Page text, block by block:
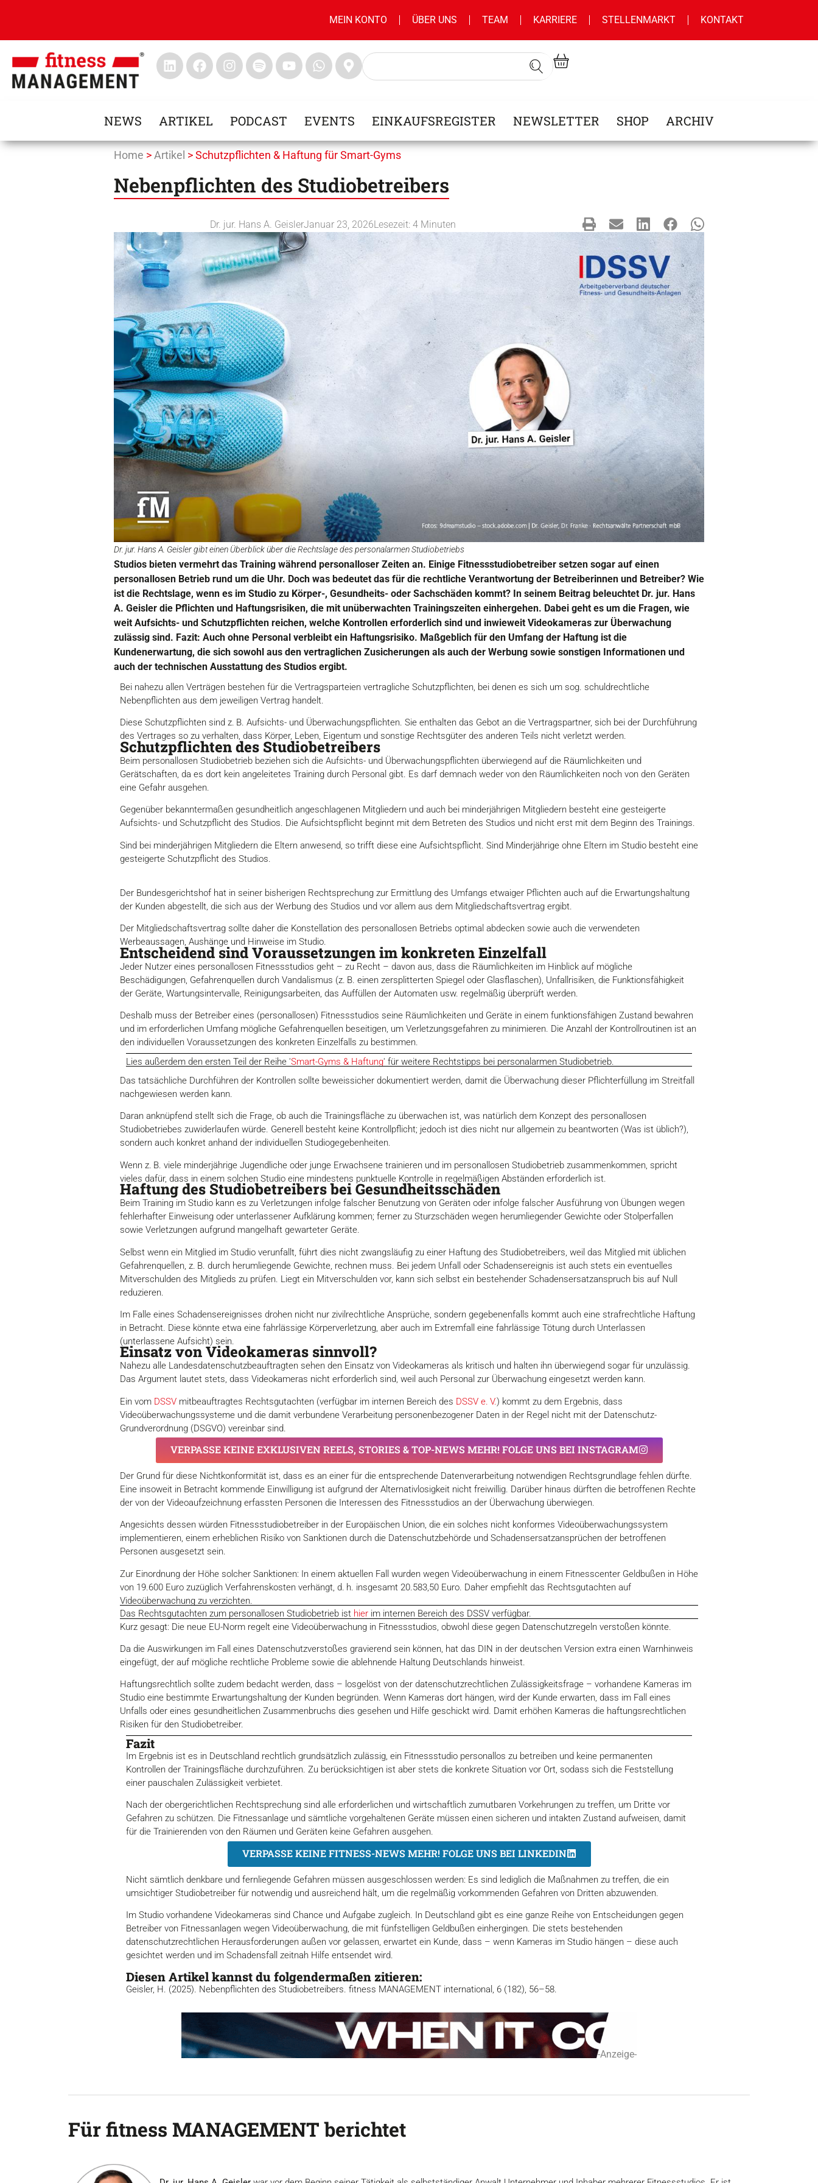
MEIN KONTO ÜBER UNS TEAM KARRIERE STELLENMARKT KONTAKT
NEWS ARTIKEL PODCAST EVENTS EINKAUFSREGISTER NEWSLETTER SHOP ARCHIV
Home > Artikel >Schutzpflichten & Haftung für Smart-Gyms
Nebenpflichten des Studiobetreibers
Dr. jur. Hans A. GeislerJanuar 23, 2026Lesezeit: 4 Minuten
Dr. jur. Hans A. Geisler gibt einen Überblick über die Rechtslage des personalarmen Studiobetriebs
Studios bieten vermehrt das Training während personalloser Zeiten an. Einige Fitnessstudiobetreiber setzen sogar auf einen
personallosen Betrieb rund um die Uhr. Doch was bedeutet das für die rechtliche Verantwortung der Betreiberinnen und Betreiber? Wie
ist die Rechtslage, wenn es im Studio zu Körper-, Gesundheits- oder Sachschäden kommt? In seinem Beitrag beleuchtet Dr. jur. Hans
A. Geisler die Pflichten und Haftungsrisiken, die mit unüberwachten Trainingszeiten einhergehen. Dabei geht es um die Fragen, wie
weit Aufsichts- und Schutzpflichten reichen, welche Kontrollen erforderlich sind und inwieweit Videokameras zur Überwachung
zulässig sind. Fazit: Auch ohne Personal verbleibt ein Haftungsrisiko. Maßgeblich für den Umfang der Haftung ist die
Kundenerwartung, die sich sowohl aus den vertraglichen Zusicherungen als auch der Werbung sowie sonstigen Informationen und
auch der technischen Ausstattung des Studios ergibt.
Bei nahezu allen Verträgen bestehen für die Vertragsparteien vertragliche Schutzpflichten, bei denen es sich um sog. schuldrechtliche
Nebenpflichten aus dem jeweiligen Vertrag handelt.
Diese Schutzpflichten sind z. B. Aufsichts- und Überwachungspflichten. Sie enthalten das Gebot an die Vertragspartner, sich bei der Durchführung
des Vertrages so zu verhalten, dass Körper, Leben, Eigentum und sonstige Rechtsgüter des anderen Teils nicht verletzt werden.
Schutzpflichten des Studiobetreibers
Beim personallosen Studiobetrieb beziehen sich die Aufsichts- und Überwachungspflichten überwiegend auf die Räumlichkeiten und
Gerätschaften, da es dort kein angeleitetes Training durch Personal gibt. Es darf demnach weder von den Räumlichkeiten noch von den Geräten
eine Gefahr ausgehen.
Gegenüber bekanntermaßen gesundheitlich angeschlagenen Mitgliedern und auch bei minderjährigen Mitgliedern besteht eine gesteigerte
Aufsichts- und Schutzpflicht des Studios. Die Aufsichtspflicht beginnt mit dem Betreten des Studios und nicht erst mit dem Beginn des Trainings.
Sind bei minderjährigen Mitgliedern die Eltern anwesend, so trifft diese eine Aufsichtspflicht. Sind Minderjährige ohne Eltern im Studio besteht eine
gesteigerte Schutzpflicht des Studios.
Der Bundesgerichtshof hat in seiner bisherigen Rechtsprechung zur Ermittlung des Umfangs etwaiger Pflichten auch auf die Erwartungshaltung
der Kunden abgestellt, die sich aus der Werbung des Studios und vor allem aus dem Mitgliedschaftsvertrag ergibt.
Der Mitgliedschaftsvertrag sollte daher die Konstellation des personallosen Betriebs optimal abdecken sowie auch die verwendeten
Werbeaussagen, Aushänge und Hinweise im Studio.
Entscheidend sind Voraussetzungen im konkreten Einzelfall
Jeder Nutzer eines personallosen Fitnessstudios geht – zu Recht – davon aus, dass die Räumlichkeiten im Hinblick auf mögliche
Beschädigungen, Gefahrenquellen durch Vandalismus (z. B. einen zersplitterten Spiegel oder Glasflaschen), Unfallrisiken, die Funktionsfähigkeit
der Geräte, Wartungsintervalle, Reinigungsarbeiten, das Auffüllen der Automaten usw. regelmäßig überprüft werden.
Deshalb muss der Betreiber eines (personallosen) Fitnessstudios seine Räumlichkeiten und Geräte in einem funktionsfähigen Zustand bewahren
und im erforderlichen Umfang mögliche Gefahrenquellen beseitigen, um Verletzungsgefahren zu minimieren. Die Anzahl der Kontrollroutinen ist an
den individuellen Voraussetzungen des konkreten Einzelfalls zu bestimmen.
Lies außerdem den ersten Teil der Reihe 'Smart-Gyms & Haftung' für weitere Rechtstipps bei personalarmen Studiobetrieb.
Das tatsächliche Durchführen der Kontrollen sollte beweissicher dokumentiert werden, damit die Überwachung dieser Pflichterfüllung im Streitfall
nachgewiesen werden kann.
Daran anknüpfend stellt sich die Frage, ob auch die Trainingsfläche zu überwachen ist, was natürlich dem Konzept des personallosen
Studiobetriebes zuwiderlaufen würde. Generell besteht keine Kontrollpflicht; jedoch ist dies nicht nur allgemein zu beantworten (Was ist üblich?),
sondern auch konkret anhand der individuellen Studiogegebenheiten.
Wenn z. B. viele minderjährige Jugendliche oder junge Erwachsene trainieren und im personallosen Studiobetrieb zusammenkommen, spricht
vieles dafür, dass in einem solchen Studio eine mindestens punktuelle Kontrolle in regelmäßigen Abständen erforderlich ist.
Haftung des Studiobetreibers bei Gesundheitsschäden
Beim Training im Studio kann es zu Verletzungen infolge falscher Benutzung von Geräten oder infolge falscher Ausführung von Übungen wegen
fehlerhafter Einweisung oder unterlassener Aufklärung kommen; ferner zu Sturzschäden wegen herumliegender Gewichte oder Stolperfallen
sowie Verletzungen aufgrund mangelhaft gewarteter Geräte.
Selbst wenn ein Mitglied im Studio verunfallt, führt dies nicht zwangsläufig zu einer Haftung des Studiobetreibers, weil das Mitglied mit üblichen
Gefahrenquellen, z. B. durch herumliegende Gewichte, rechnen muss. Bei jedem Unfall oder Schadensereignis ist auch stets ein eventuelles
Mitverschulden des Mitglieds zu prüfen. Liegt ein Mitverschulden vor, kann sich selbst ein bestehender Schadensersatzanspruch bis auf Null
reduzieren.
Im Falle eines Schadensereignisses drohen nicht nur zivilrechtliche Ansprüche, sondern gegebenenfalls kommt auch eine strafrechtliche Haftung
in Betracht. Diese könnte etwa eine fahrlässige Körperverletzung, aber auch im Extremfall eine fahrlässige Tötung durch Unterlassen
(unterlassene Aufsicht) sein.
Einsatz von Videokameras sinnvoll?
Nahezu alle Landesdatenschutzbeauftragten sehen den Einsatz von Videokameras als kritisch und halten ihn überwiegend sogar für unzulässig.
Das Argument lautet stets, dass Videokameras nicht erforderlich sind, weil auch Personal zur Überwachung eingesetzt werden kann.
Ein vom DSSV mitbeauftragtes Rechtsgutachten (verfügbar im internen Bereich des DSSV e. V.) kommt zu dem Ergebnis, dass
Videoüberwachungssysteme und die damit verbundene Verarbeitung personenbezogener Daten in der Regel nicht mit der Datenschutz-
Grundverordnung (DSGVO) vereinbar sind.
VERPASSE KEINE EXKLUSIVEN REELS, STORIES & TOP-NEWS MEHR! FOLGE UNS BEI INSTAGRAM
Der Grund für diese Nichtkonformität ist, dass es an einer für die entsprechende Datenverarbeitung notwendigen Rechtsgrundlage fehlen dürfte.
Eine insoweit in Betracht kommende Einwilligung ist aufgrund der Alternativlosigkeit nicht freiwillig. Darüber hinaus dürften die betroffenen Rechte
der von der Videoaufzeichnung erfassten Personen die Interessen des Fitnessstudios an der Überwachung überwiegen.
Angesichts dessen würden Fitnessstudiobetreiber in der Europäischen Union, die ein solches nicht konformes Videoüberwachungssystem
implementieren, einem erheblichen Risiko von Sanktionen durch die Datenschutzbehörde und Schadensersatzansprüchen der betroffenen
Personen ausgesetzt sein.
Zur Einordnung der Höhe solcher Sanktionen: In einem aktuellen Fall wurden wegen Videoüberwachung in einem Fitnesscenter Geldbußen in Höhe
von 19.600 Euro zuzüglich Verfahrenskosten verhängt, d. h. insgesamt 20.583,50 Euro. Daher empfiehlt das Rechtsgutachten auf
Videoüberwachung zu verzichten.
Das Rechtsgutachten zum personallosen Studiobetrieb ist hier im internen Bereich des DSSV verfügbar.
Kurz gesagt: Die neue EU-Norm regelt eine Videoüberwachung in Fitnessstudios, obwohl diese gegen Datenschutzregeln verstoßen könnte.
Da die Auswirkungen im Fall eines Datenschutzverstoßes gravierend sein können, hat das DIN in der deutschen Version extra einen Warnhinweis
eingefügt, der auf mögliche rechtliche Probleme sowie die ablehnende Haltung Deutschlands hinweist.
Haftungsrechtlich sollte zudem bedacht werden, dass – losgelöst von der datenschutzrechtlichen Zulässigkeitsfrage – vorhandene Kameras im
Studio eine bestimmte Erwartungshaltung der Kunden begründen. Wenn Kameras dort hängen, wird der Kunde erwarten, dass im Fall eines
Unfalls oder eines gesundheitlichen Zusammenbruchs dies gesehen und Hilfe geschickt wird. Damit erhöhen Kameras die haftungsrechtlichen
Risiken für den Studiobetreiber.
Fazit
Im Ergebnis ist es in Deutschland rechtlich grundsätzlich zulässig, ein Fitnessstudio personallos zu betreiben und keine permanenten
Kontrollen der Trainingsfläche durchzuführen. Zu berücksichtigen ist aber stets die konkrete Situation vor Ort, sodass sich die Feststellung
einer pauschalen Zulässigkeit verbietet.
Nach der obergerichtlichen Rechtsprechung sind alle erforderlichen und wirtschaftlich zumutbaren Vorkehrungen zu treffen, um Dritte vor
Gefahren zu schützen. Die Fitnessanlage und sämtliche vorgehaltenen Geräte müssen einen sicheren und intakten Zustand aufweisen, damit
für die Trainierenden von den Räumen und Geräten keine Gefahren ausgehen.
VERPASSE KEINE FITNESS-NEWS MEHR! FOLGE UNS BEI LINKEDIN
Nicht sämtlich denkbare und fernliegende Gefahren müssen ausgeschlossen werden: Es sind lediglich die Maßnahmen zu treffen, die ein
umsichtiger Studiobetreiber für notwendig und ausreichend hält, um die regelmäßig vorkommenden Gefahren von Dritten abzuwenden.
Im Studio vorhandene Videokameras sind Chance und Aufgabe zugleich. In Deutschland gibt es eine ganze Reihe von Entscheidungen gegen
Betreiber von Fitnessanlagen wegen Videoüberwachung, die mit fünfstelligen Geldbußen einhergingen. Die stets bestehenden
datenschutzrechtlichen Herausforderungen außen vor gelassen, erwartet ein Kunde, dass – wenn Kameras im Studio hängen – diese auch
gesichtet werden und im Schadensfall zeitnah Hilfe entsendet wird.
Diesen Artikel kannst du folgendermaßen zitieren:
Geisler, H. (2025). Nebenpflichten des Studiobetreibers. fitness MANAGEMENT international, 6 (182), 56–58.
-Anzeige-
Für fitness MANAGEMENT berichtet